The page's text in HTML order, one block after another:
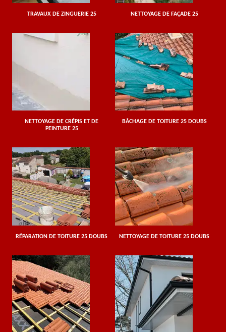
TRAVAUX DE ZINGUERIE 25 NETTOYAGE DE FAÇADE 25
NETTOYAGE DE CRÉPIS ET DE
PEINTURE 25
BÂCHAGE DE TOITURE 25 DOUBS
RÉPARATION DE TOITURE 25 DOUBS NETTOYAGE DE TOITURE 25 DOUBS